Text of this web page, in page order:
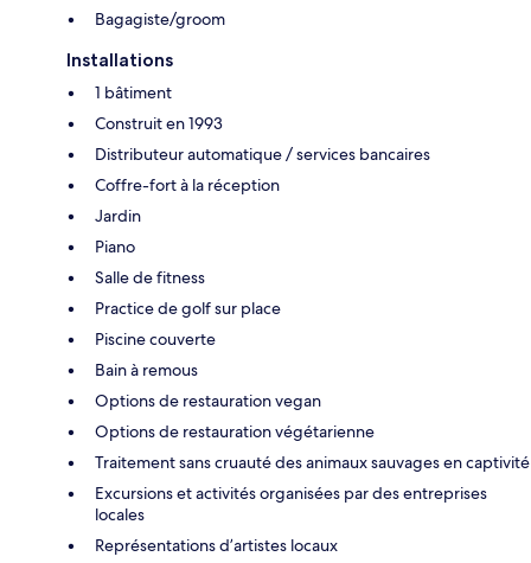
Bagagiste/groom
Installations
1 bâtiment
Construit en 1993
Distributeur automatique / services bancaires
Coffre-fort à la réception
Jardin
Piano
Salle de fitness
Practice de golf sur place
Piscine couverte
Bain à remous
Options de restauration vegan
Options de restauration végétarienne
Traitement sans cruauté des animaux sauvages en captivité
Excursions et activités organisées par des entreprises
locales
Représentations d’artistes locaux